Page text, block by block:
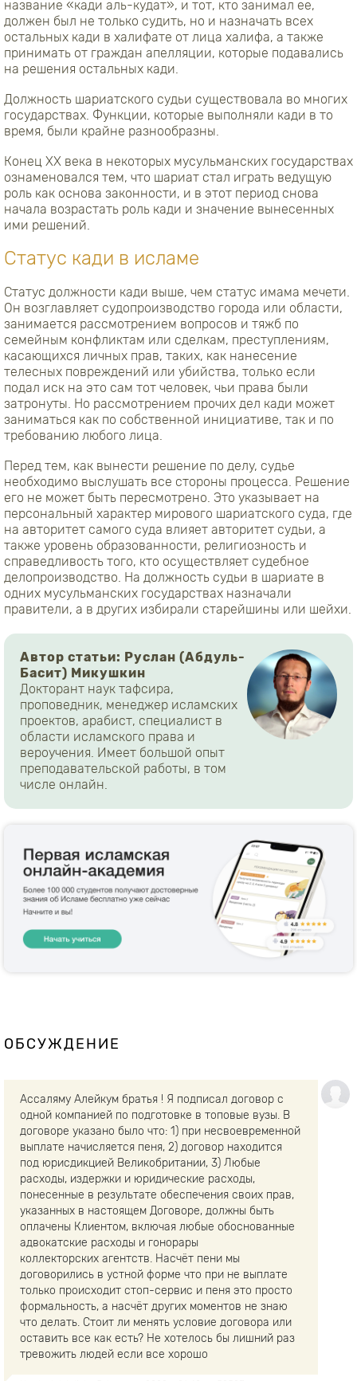
название «кади аль-кудат», и тот, кто занимал ее,
должен был не только судить, но и назначать всех
остальных кади в халифате от лица халифа, а также
принимать от граждан апелляции, которые подавались
на решения остальных кади.
Должность шариатского судьи существовала во многих
государствах. Функции, которые выполняли кади в то
время, были крайне разнообразны.
Конец XX века в некоторых мусульманских государствах
ознаменовался тем, что шариат стал играть ведущую
роль как основа законности, и в этот период снова
начала возрастать роль кади и значение вынесенных
ими решений.
Статус кади в исламе
Статус должности кади выше, чем статус имама мечети.
Он возглавляет судопроизводство города или области,
занимается рассмотрением вопросов и тяжб по
семейным конфликтам или сделкам, преступлениям,
касающихся личных прав, таких, как нанесение
телесных повреждений или убийства, только если
подал иск на это сам тот человек, чьи права были
затронуты. Но рассмотрением прочих дел кади может
заниматься как по собственной инициативе, так и по
требованию любого лица.
Перед тем, как вынести решение по делу, судье
необходимо выслушать все стороны процесса. Решение
его не может быть пересмотрено. Это указывает на
персональный характер мирового шариатского суда, где
на авторитет самого суда влияет авторитет судьи, а
также уровень образованности, религиозность и
справедливость того, кто осуществляет судебное
делопроизводство. На должность судьи в шариате в
одних мусульманских государствах назначали
правители, а в других избирали старейшины или шейхи.
Автор статьи: Руслан (Абдуль-
Басит) Микушкин
Докторант наук тафсира,
проповедник, менеджер исламских
проектов, арабист, специалист в
области исламского права и
вероучения. Имеет большой опыт
преподавательской работы, в том
числе онлайн.
ОБСУЖДЕНИЕ
Ассаляму Алейкум братья ! Я подписал договор с
одной компанией по подготовке в топовые вузы. В
договоре указано было что: 1) при несвоевременной
выплате начисляется пеня, 2) договор находится
под юрисдикцией Великобритании, 3) Любые
расходы, издержки и юридические расходы,
понесенные в результате обеспечения своих прав,
указанных в настоящем Договоре, должны быть
оплачены Клиентом, включая любые обоснованные
адвокатские расходы и гонорары
коллекторских агентств. Насчёт пени мы
договорились в устной форме что при не выплате
только происходит стоп-сервис и пеня это просто
формальность, а насчёт других моментов не знаю
что делать. Стоит ли менять условие договора или
оставить все как есть? Не хотелось бы лишний раз
тревожить людей если все хорошо